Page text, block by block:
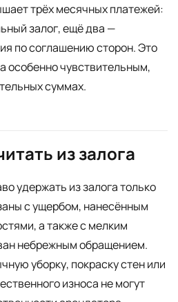
трёх месячных платежей:
залог, ещё два —
по соглашению сторон. Это
особенно чувствительным,
суммах.
из залога
удержать из залога только
с ущербом, нанесённым
а также с мелким
небрежным обращением.
уборку, покраску стен или
износа не могут